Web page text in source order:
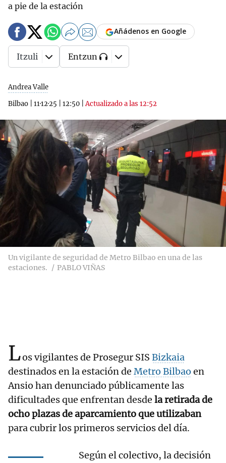
a pie de la estación
Andrea Valle
Bilbao
11·12·25 12:50 |Actualizado a las 12:52
Añádenos en Google
Itzuli Entzun
Un vigilante de seguridad de Metro Bilbao en una de las
estaciones.
PABLO VIÑAS
Los vigilantes de Prosegur SIS Bizkaia
destinados en la estación de Metro Bilbao en
Ansio han denunciado públicamente las
dificultades que enfrentan desde la retirada de
ocho plazas de aparcamiento que utilizaban
para cubrir los primeros servicios del día.
Según el colectivo, la decisión